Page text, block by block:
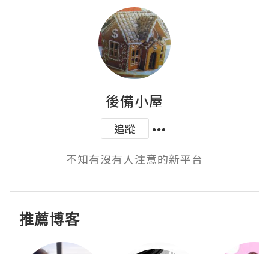
後備小屋
追蹤
不知有沒有人注意的新平台
推薦博客